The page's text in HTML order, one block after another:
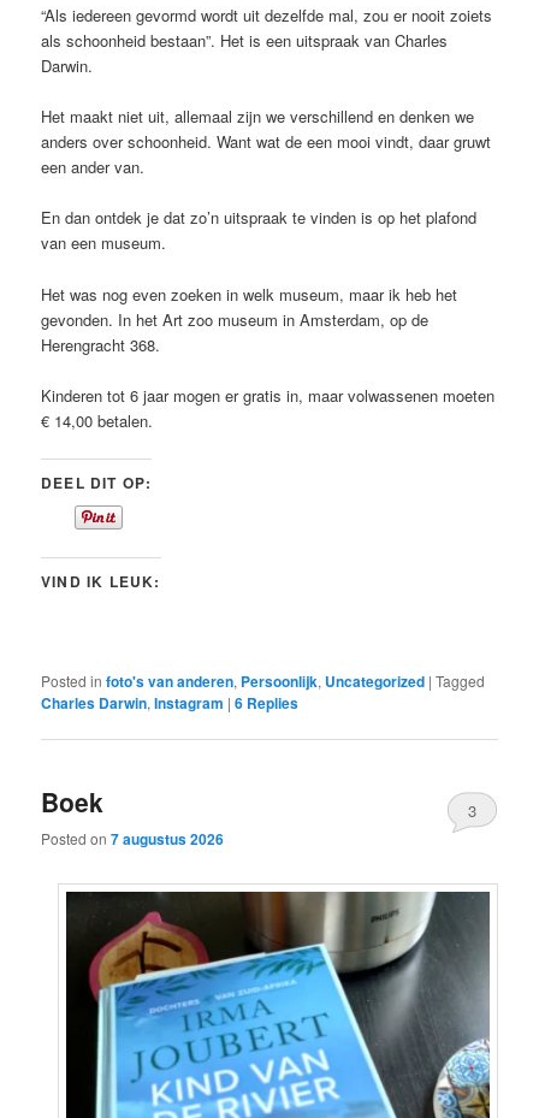
“Als iedereen gevormd wordt uit dezelfde mal, zou er nooit zoiets
als schoonheid bestaan”. Het is een uitspraak van Charles
Darwin.
Het maakt niet uit, allemaal zijn we verschillend en denken we
anders over schoonheid. Want wat de een mooi vindt, daar gruwt
een ander van.
En dan ontdek je dat zo’n uitspraak te vinden is op het plafond
van een museum.
Het was nog even zoeken in welk museum, maar ik heb het
gevonden. In het Art zoo museum in Amsterdam, op de
Herengracht 368.
Kinderen tot 6 jaar mogen er gratis in, maar volwassenen moeten
€ 14,00 betalen.
DEEL DIT OP:
VIND IK LEUK:
Posted in foto's van anderen, Persoonlijk, Uncategorized |Tagged
Charles Darwin,Instagram |6 Replies
Boek
Posted on7 augustus 2026
3